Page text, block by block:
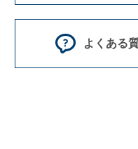
よくある